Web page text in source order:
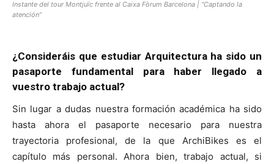
Instante del tour Montjuïc frente al Caixa Fòrum Barcelona | “Captando la
atención”
¿Consideráis que estudiar Arquitectura ha sido un
pasaporte fundamental para haber llegado a
vuestro trabajo actual?
Sin lugar a dudas nuestra formación académica ha sido
hasta ahora el pasaporte necesario para nuestra
trayectoria profesional, de la que ArchiBikes es el
capítulo más personal. Ahora bien, trabajo actual, si